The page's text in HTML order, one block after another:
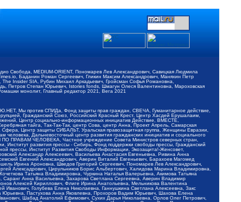
Свобода, MEDIUM-ORIENT, Пономарев Лев Александрович, Савицкая Людмила
Баданин Роман Сергеевич, Гликин Максим Александрович, Маняхин Петр
Insider SIA, Рубин Михаил Аркадьевич, Гройсман Софья Романовна,
Петров Степан Юрьевич, Istories fonds, Шмагун Олеся Валентиновна, Мароховская
монолит, Главный редактор 2021, Вега 2021
Мы против СПИДа, Фонд защиты прав граждан, СВЕЧА, Гуманитарное действие,
Гражданский Союз, Российский Красный Крест, Центр Хасдей Ерушалаим,
Центр социально-информационных инициатив Действие, ВМЕСТЕ,
тайга, Так-Так-Так, центр Сова, центр Анна, Проект Апрель, Самарская
Центр защиты СИБАЛЬТ, Уральская правозащитная группа, Женщины Евразии,
Дальневосточный центр развития гражданских инициатив и социального
ПО ПРАВАМ ЧЕЛОВЕКА, Частное учреждение Совета Министров северных стран,
развития прессы - Сибирь, Фонд поддержки свободы прессы, Гражданский
прессы, Институт Развития Свободы Информации, Экозащита!-Женсовет,
Александр Алексеевич, Васильева Анастасия Евгеньевна, Ривина Анна
Евгений Александрович, Аверин Виталий Евгеньевич, Барахоев Магомед
Ирина Ароновна, Шведов Григорий Сергеевич, Пономарев Лев Александрович,
Алексадрович, Цирульников Борис Альбертович, Халидова Марина Владимировна,
Татьяна Владимировна, Чуркина Наталья Валерьевна, Акимова Татьяна
Анна Васильевна, Захарова Светлана Сергеевна, Аверин Владимир
Алексей Кириллович, Флиге Ирина Анатольевна, Мельникова Валентина
Голубева Елена Николаевна, Ганнушкина Светлана Алексеевна, Закс
Пастухова Анна Яковлевна, Прохоров Вадим Юрьевич, Шахова Елена
Шабад Анатолий Ефимович, Сухих Дарья Николаевна, Орлов Олег Петрович,